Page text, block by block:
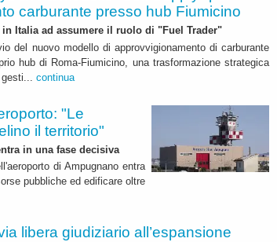
carburante presso hub Fiumicino
in Italia ad assumere il ruolo di "Fuel Trader"
del nuovo modello di approvvigionamento di carburante
hub di Roma-Fiumicino, una trasformazione strategica
continua
"Le
il territorio"
in una fase decisiva
di Ampugnano entra
pubbliche ed edificare oltre
libera giudiziario all’espansione